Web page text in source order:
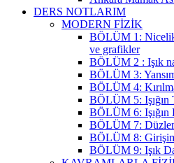
DERS NOTLARIM
MODERN FİZİK
BÖLÜM 1:
ve grafikler
BÖLÜM 2 : Işık
BÖLÜM 3:
BÖLÜM 4:
BÖLÜM 5: Işığın
BÖLÜM 6: Işığın
BÖLÜM 7:
BÖLÜM 8:
BÖLÜM 9: Işık